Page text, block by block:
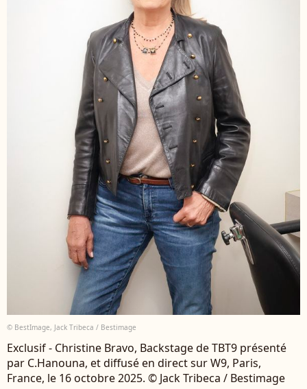
© BestImage, Jack Tribeca / Bestimage
Exclusif - Christine Bravo, Backstage de TBT9 présenté
par C.Hanouna, et diffusé en direct sur W9, Paris,
France, le 16 octobre 2025. © Jack Tribeca / Bestimage